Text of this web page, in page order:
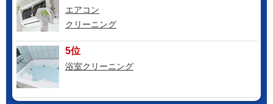
エアコン
クリーニング
5位
浴室クリーニング